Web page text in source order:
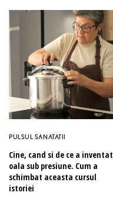
PULSUL SANATATII
Cine, cand si de ce a inventat
oala sub presiune. Cum a
schimbat aceasta cursul
istoriei